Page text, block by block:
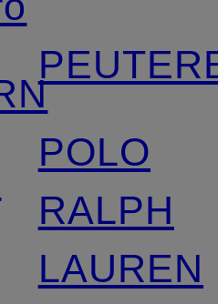
POLO
RALPH
LAUREN